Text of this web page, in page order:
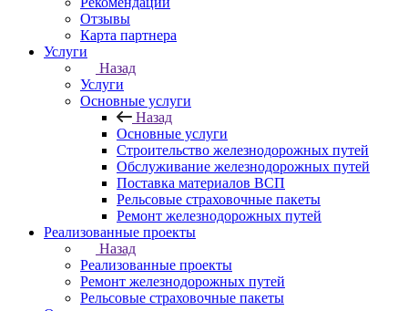
Отзывы
Карта партнера
Услуги
Назад
Услуги
Основные услуги
Назад
Основные услуги
Строительство железнодорожных путей
Обслуживание железнодорожных путей
Поставка материалов ВСП
Рельсовые страховочные пакеты
Ремонт железнодорожных путей
Реализованные проекты
Назад
Реализованные проекты
Ремонт железнодорожных путей
Рельсовые страховочные пакеты